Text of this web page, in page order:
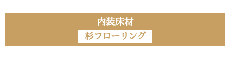
内装床材
杉フローリング